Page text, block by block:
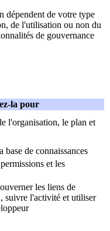
dépendent de votre type
de l'utilisation ou non du
de gouvernance
la pour
l'organisation, le plan et
de connaissances
et les
les liens de
suivre l'activité et utiliser